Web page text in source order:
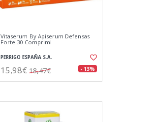
Vitaserum By Apiserum Defensas
Forte 30 Comprimi
PERRIGO ESPAÑA S.A.
15,98€ 18,47€ - 13%